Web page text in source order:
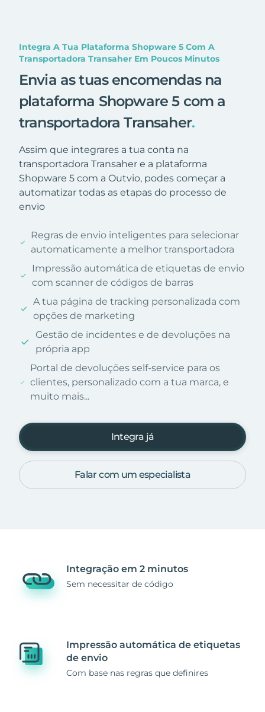
Integra A Tua Plataforma Shopware 5 Com A
Transportadora Transaher Em Poucos Minutos
Envia as tuas encomendas na
plataforma Shopware 5 com a
transportadora Transaher.
Assim que integrares a tua conta na
transportadora Transaher e a plataforma
Shopware 5 com a Outvio, podes começar a
automatizar todas as etapas do processo de
envio
Regras de envio inteligentes para selecionar
automaticamente a melhor transportadora
Impressão automática de etiquetas de envio
com scanner de códigos de barras
A tua página de tracking personalizada com
opções de marketing
Gestão de incidentes e de devoluções na
própria app
Portal de devoluções self-service para os
clientes, personalizado com a tua marca, e
muito mais...
Integra já
Falar com um especialista
Integração em 2 minutos
Sem necessitar de código
Impressão automática de etiquetas
de envio
Com base nas regras que definires